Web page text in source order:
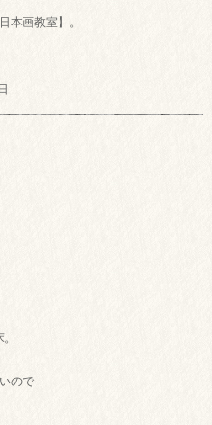
本画教室】。
ので